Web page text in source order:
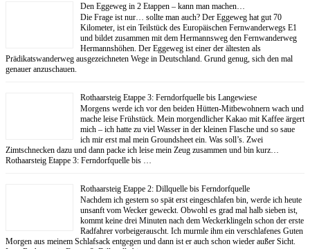
Den Eggeweg in 2 Etappen – kann man machen…
Die Frage ist nur… sollte man auch? Der Eggeweg hat gut 70
Kilometer, ist ein Teilstück des Europäischen Fernwanderwegs E1
und bildet zusammen mit dem Hermannsweg den Fernwanderweg
Hermannshöhen. Der Eggeweg ist einer der ältesten als
Prädikatswanderweg ausgezeichneten Wege in Deutschland. Grund genug, sich den mal
genauer anzuschauen.
Rothaarsteig Etappe 3: Ferndorfquelle bis Langewiese
Morgens werde ich vor den beiden Hütten-Mitbewohnern wach und
mache leise Frühstück. Mein morgendlicher Kakao mit Kaffee ärgert
mich – ich hatte zu viel Wasser in der kleinen Flasche und so saue
ich mir erst mal mein Groundsheet ein. Was soll’s. Zwei
Zimtschnecken dazu und dann packe ich leise mein Zeug zusammen und bin kurz…
Rothaarsteig Etappe 3: Ferndorfquelle bis …
Rothaarsteig Etappe 2: Dillquelle bis Ferndorfquelle
Nachdem ich gestern so spät erst eingeschlafen bin, werde ich heute
unsanft vom Wecker geweckt. Obwohl es grad mal halb sieben ist,
kommt keine drei Minuten nach dem Weckerklingeln schon der erste
Radfahrer vorbeigerauscht. Ich murmle ihm ein verschlafenes Guten
Morgen aus meinem Schlafsack entgegen und dann ist er auch schon wieder außer Sicht.